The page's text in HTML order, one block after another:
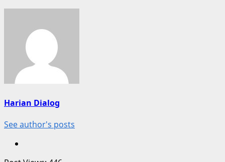
Harian Dialog
See author's posts